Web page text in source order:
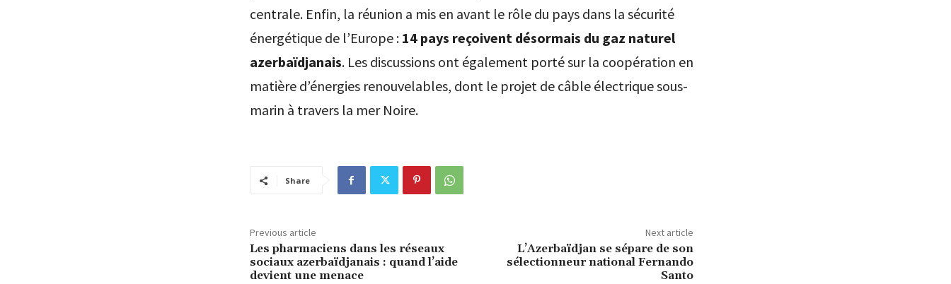
centrale. Enfin, la réunion a mis en avant le rôle du pays dans la sécurité
énergétique de l’Europe : 14 pays reçoivent désormais du gaz naturel
azerbaïdjanais. Les discussions ont également porté sur la coopération en
matière d’énergies renouvelables, dont le projet de câble électrique sous-
marin à travers la mer Noire.
Share
Previous article
Les pharmaciens dans les réseaux
sociaux azerbaïdjanais : quand l’aide
devient une menace
Next article
L’Azerbaïdjan se sépare de son
sélectionneur national Fernando
Santo